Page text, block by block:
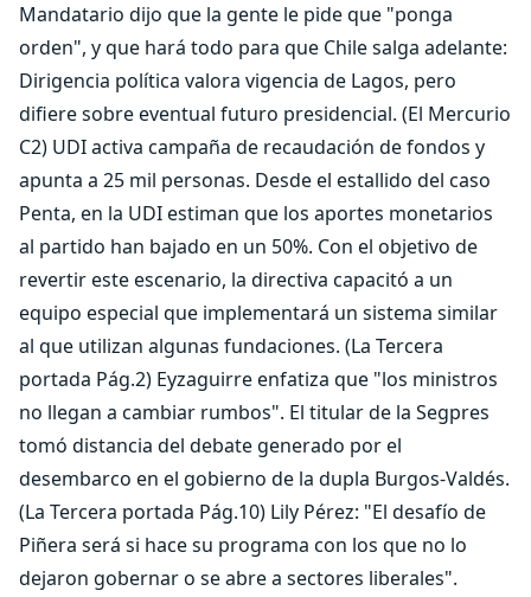
Mandatario dijo que la gente le pide que "ponga
orden", y que hará todo para que Chile salga adelante:
Dirigencia política valora vigencia de Lagos, pero
difiere sobre eventual futuro presidencial. (El Mercurio
C2) UDI activa campaña de recaudación de fondos y
apunta a 25 mil personas. Desde el estallido del caso
Penta, en la UDI estiman que los aportes monetarios
al partido han bajado en un 50%. Con el objetivo de
revertir este escenario, la directiva capacitó a un
equipo especial que implementará un sistema similar
al que utilizan algunas fundaciones. (La Tercera
portada Pág.2) Eyzaguirre enfatiza que "los ministros
no llegan a cambiar rumbos". El titular de la Segpres
tomó distancia del debate generado por el
desembarco en el gobierno de la dupla Burgos-Valdés.
(La Tercera portada Pág.10) Lily Pérez: "El desafío de
Piñera será si hace su programa con los que no lo
dejaron gobernar o se abre a sectores liberales".